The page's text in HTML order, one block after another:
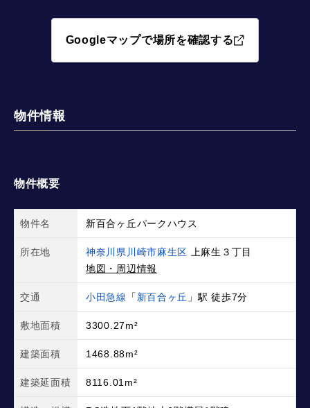
Googleマップで場所を確認する
物件情報
物件概要
物件名 新百合ヶ丘パークハウス
所在地 神奈川県川崎市麻生区 上麻生３丁目
地図・周辺情報
交通 小田急線 「 新百合ヶ丘 」駅 徒歩7分
敷地面積 3300.27m²
建築面積 1468.88m²
建築延面積 8116.01m²